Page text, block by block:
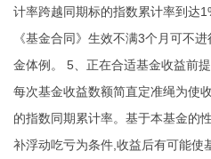
计率跨越同期标的指数累计率到达
《基金合同》生效不满3个月可不
金体例。 5、正在合适基金收益前
每次基金收益数额简直定准绳为使
的指数同期累计率。基于本基金的
补浮动吃亏为条件,收益后有可能使